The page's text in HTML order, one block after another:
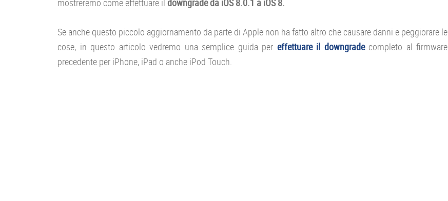
mostreremo come effettuare il downgrade da iOS 8.0.1 a iOS 8.
Se anche questo piccolo aggiornamento da parte di Apple non ha fatto altro che causare danni e peggiorare le
cose, in questo articolo vedremo una semplice guida per effettuare il downgradecompleto al firmware
precedente per iPhone, iPad o anche iPod Touch.